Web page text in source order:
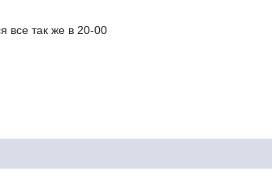
все так же в 20-00